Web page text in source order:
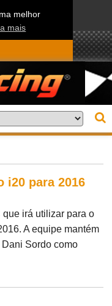
melhor
mais
i20 para 2016
irá utilizar para o
A equipe mantém
Sordo como